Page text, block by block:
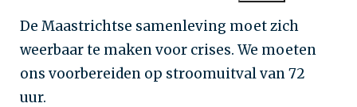
De Maastrichtse samenleving moet zich
weerbaar te maken voor crises. We moeten
ons voorbereiden op stroomuitval van 72
uur.